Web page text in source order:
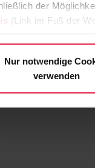
der
(Link im Fuß der
Nur notwendige
verwenden